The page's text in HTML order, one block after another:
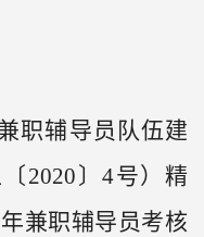
职辅导员队伍建
2020〕4号）精
兼职辅导员考核